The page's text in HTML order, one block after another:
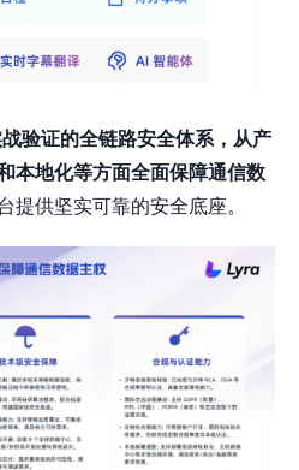
验证的全链路安全体系，从产
本地化等方面全面保障通信数
提供坚实可靠的安全底座。